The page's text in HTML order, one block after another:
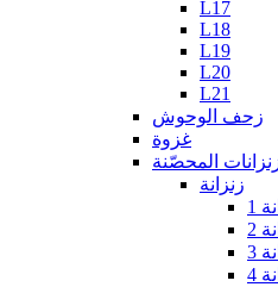
L17
L18
L19
L20
L21
زحف الوحوش
غزوة
المحصّنة
زنزانة
1
2
3
4